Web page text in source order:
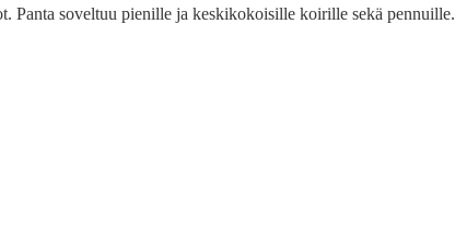
Panta soveltuu pienille ja keskikokoisille koirille sekä pennuille.